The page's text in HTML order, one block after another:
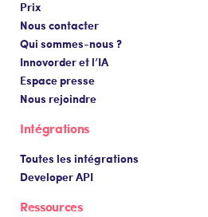
Prix
Nous contacter
Qui sommes-nous ?
Innovorder et l’IA
Espace presse
Nous rejoindre
Intégrations
Toutes les intégrations
Developer API
Ressources